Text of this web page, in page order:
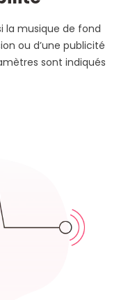
la musique de fond
ou d’une publicité
sont indiqués